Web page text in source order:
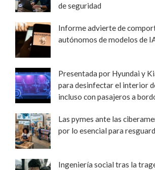
de seguridad
Informe advierte de
autónomos de modelos de
Presentada por Hyundai y
para desinfectar el interior
incluso con pasajeros a
Las pymes ante las
por lo esencial para
Ingeniería social tras la